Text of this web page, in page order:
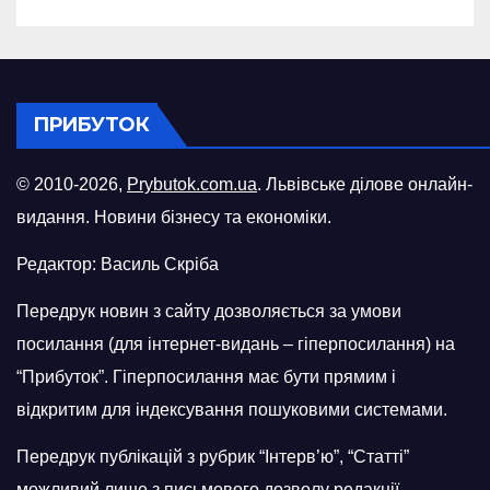
ПРИБУТОК
© 2010-2026, Prybutok.com.ua. Львівське ділове онлайн-
видання. Новини бізнесу та економіки.
Редактор: Василь Скріба
Передрук новин з сайту дозволяється за умови
посилання (для інтернет-видань – гіперпосилання) на
“Прибуток”. Гіперпосилання має бути прямим і
відкритим для індексування пошуковими системами.
Передрук публікацій з рубрик “Інтерв’ю”, “Статті”